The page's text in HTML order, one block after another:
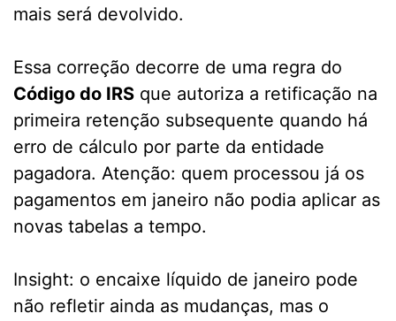
mais será devolvido.
Essa correção decorre de uma regra do
Código do IRS que autoriza a retificação na
primeira retenção subsequente quando há
erro de cálculo por parte da entidade
pagadora. Atenção: quem processou já os
pagamentos em janeiro não podia aplicar as
novas tabelas a tempo.
Insight: o encaixe líquido de janeiro pode
não refletir ainda as mudanças, mas o